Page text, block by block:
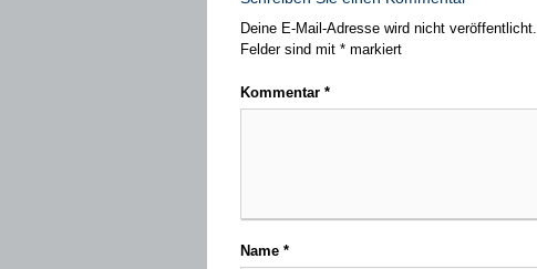
Deine E-Mail-Adresse wird nicht veröffentlicht.
Felder sind mit * markiert
Kommentar *
Name *